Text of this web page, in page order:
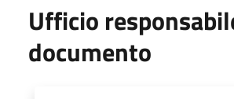
Ufficio
documento